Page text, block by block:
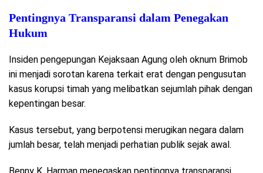
Pentingnya Transparansi dalam Penegakan
Hukum
Insiden pengepungan Kejaksaan Agung oleh oknum Brimob
ini menjadi sorotan karena terkait erat dengan pengusutan
kasus korupsi timah yang melibatkan sejumlah pihak dengan
kepentingan besar.
Kasus tersebut, yang berpotensi merugikan negara dalam
jumlah besar, telah menjadi perhatian publik sejak awal.